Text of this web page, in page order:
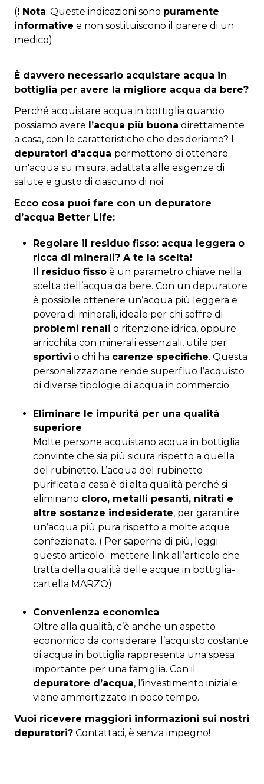
(! Nota: Queste indicazioni sono puramente
informative e non sostituiscono il parere di un
medico)
È davvero necessario acquistare acqua in
bottiglia per avere la migliore acqua da bere?
Perché acquistare acqua in bottiglia quando
possiamo avere l’acqua più buona direttamente
a casa, con le caratteristiche che desideriamo? I
depuratori d’acqua permettono di ottenere
un'acqua su misura, adattata alle esigenze di
salute e gusto di ciascuno di noi.
Ecco cosa puoi fare con un depuratore
d’acqua Better Life:
Regolare il residuo fisso: acqua leggera o
ricca di minerali? A te la scelta!
Il residuo fisso è un parametro chiave nella
scelta dell’acqua da bere. Con un depuratore
è possibile ottenere un’acqua più leggera e
povera di minerali, ideale per chi soffre di
problemi renali o ritenzione idrica, oppure
arricchita con minerali essenziali, utile per
sportivi o chi ha carenze specifiche. Questa
personalizzazione rende superfluo l’acquisto
di diverse tipologie di acqua in commercio.
Eliminare le impurità per una qualità
superiore
Molte persone acquistano acqua in bottiglia
convinte che sia più sicura rispetto a quella
del rubinetto. L’acqua del rubinetto
purificata a casa è di alta qualità perché si
eliminano cloro, metalli pesanti, nitrati e
altre sostanze indesiderate, per garantire
un’acqua più pura rispetto a molte acque
confezionate. ( Per saperne di più, leggi
questo articolo- mettere link all’articolo che
tratta della qualità delle acque in bottiglia-
cartella MARZO)
Convenienza economica
Oltre alla qualità, c’è anche un aspetto
economico da considerare: l’acquisto costante
di acqua in bottiglia rappresenta una spesa
importante per una famiglia. Con il
depuratore d’acqua, l’investimento iniziale
viene ammortizzato in poco tempo.
Vuoi ricevere maggiori informazioni sui nostri
depuratori? Contattaci, è senza impegno!